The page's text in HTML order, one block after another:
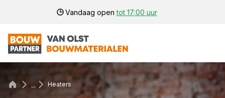
Vandaag opentot 17:00 uur
... Heaters